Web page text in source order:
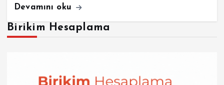
Devamını oku
Birikim Hesaplama